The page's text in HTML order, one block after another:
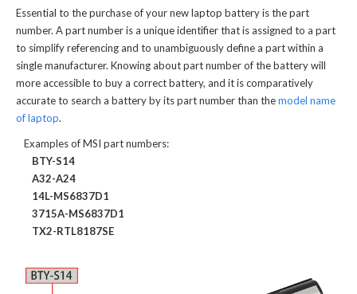
Essential to the purchase of your new laptop battery is the part
number. A part number is a unique identifier that is assigned to a part
to simplify referencing and to unambiguously define a part within a
single manufacturer. Knowing about part number of the battery will
more accessible to buy a correct battery, and it is comparatively
accurate to search a battery by its part number than themodel name
of laptop.
Examples of MSI part numbers:
BTY-S14
A32-A24
14L-MS6837D1
3715A-MS6837D1
TX2-RTL8187SE